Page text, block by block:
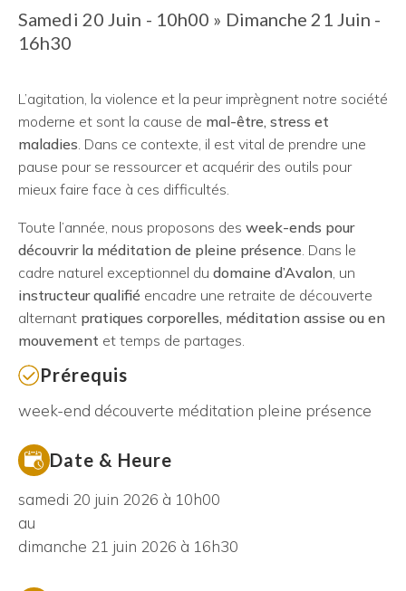
Samedi 20 Juin - 10h00 » Dimanche 21 Juin -
16h30
L’agitation, la violence et la peur imprègnent notre société
moderne et sont la cause de mal-être, stress et
maladies. Dans ce contexte, il est vital de prendre une
pause pour se ressourcer et acquérir des outils pour
mieux faire face à ces difficultés.
Toute l’année, nous proposons des week-ends pour
découvrir la méditation de pleine présence. Dans le
cadre naturel exceptionnel du domaine d’Avalon, un
instructeur qualifié encadre une retraite de découverte
alternant pratiques corporelles, méditation assise ou en
mouvement et temps de partages.
Prérequis
week-end découverte méditation pleine présence
Date & Heure
samedi 20 juin 2026 à 10h00
au
dimanche 21 juin 2026 à 16h30